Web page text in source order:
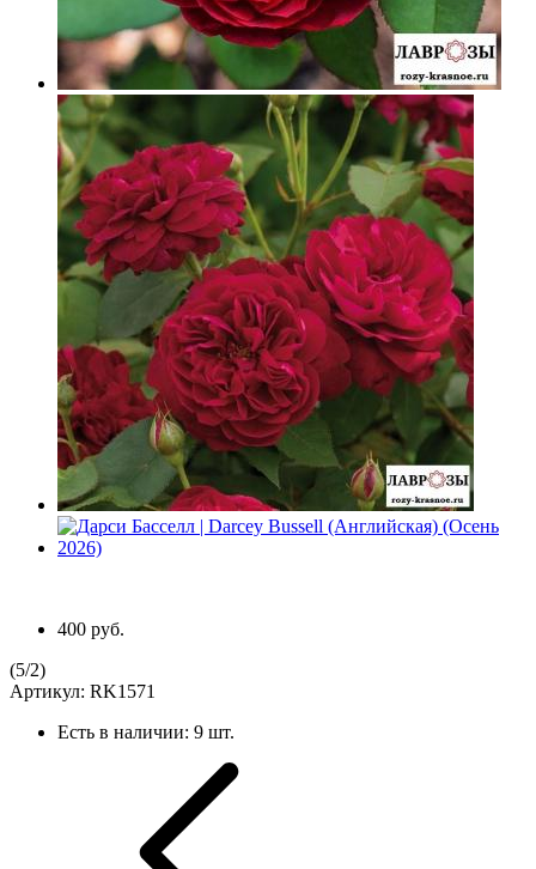
400 руб.
(5/2)
Артикул: RK1571
Есть в наличии: 9 шт.